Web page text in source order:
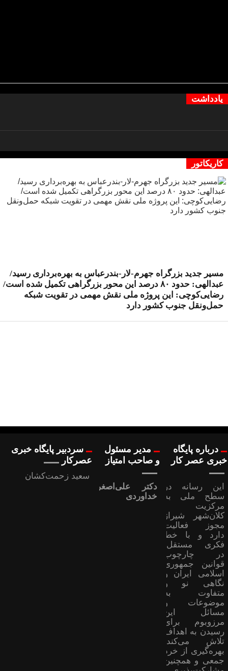
یادداشت
کاریکاتور
مسیر جدید بزرگراه جهرم-لار-بندرعباس به بهره‌برداری رسید/
عبدالهی: حدود ۸۰ درصد این محور بزرگراهی تکمیل شده است/
رضایی‌کوچی: این پروژه ملی نقش مهمی در تقویت شبکه
حمل‌ونقل جنوب کشور دارد
درباره پایگاه
خبری عصر کار
این رسانه در
سطح ملی به
مرکزیت
کلان‌شهر شیراز
مجوز فعالیت
دارد و با خط
فکری مستقل،
در چارچوب
قوانین جمهوری
اسلامی ایران و
نگاهی نو و
متفاوت به
موضوعات ‌و
مسائل این
مرزوبوم برای
رسیدن به اهداف
تلاش می‌کند؛
بهره‌گیری از خرد
جمعی و همچنین
مدیر مسئول
و صاحب امتیاز
دکتر علی‌اصغر
خداوردی
سردبیر پایگاه خبری
عصرکار
سعید زحمت‌کشان